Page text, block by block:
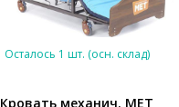
Осталось 1 шт. (осн. склад)
Кровать механич. МЕТ